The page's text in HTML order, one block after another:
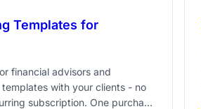
Templates for
financial advisors and
with your clients - no
subscription. One purchase